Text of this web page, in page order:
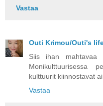
Vastaa
Outi Krimou/Outi's
Siis ihan mahtavaa
Monikulttuurisessa
kulttuurit kiinnostavat
Vastaa